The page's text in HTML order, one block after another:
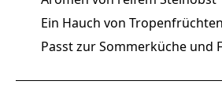
Ein Hauch von Tropenfrüchten
Passt zur Sommerküche und